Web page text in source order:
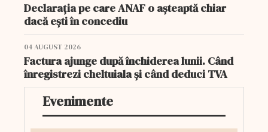
Declarația pe care ANAF o așteaptă chiar
dacă ești în concediu
04 AUGUST 2026
Factura ajunge după închiderea lunii. Când
înregistrezi cheltuiala și când deduci TVA
Evenimente